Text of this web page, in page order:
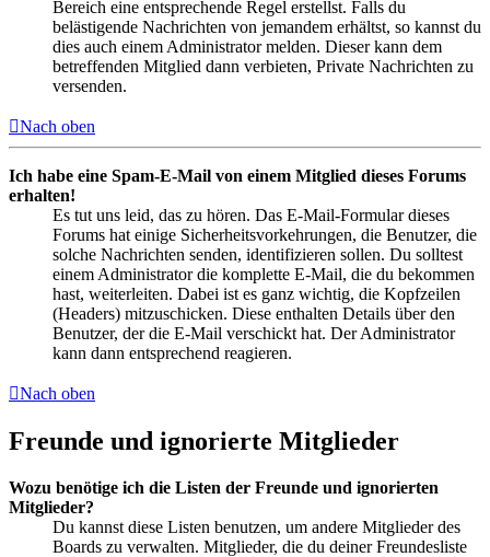
Bereich eine entsprechende Regel erstellst. Falls du
belästigende Nachrichten von jemandem erhältst, so kannst du
dies auch einem Administrator melden. Dieser kann dem
betreffenden Mitglied dann verbieten, Private Nachrichten zu
versenden.
Nach oben
Ich habe eine Spam-E-Mail von einem Mitglied dieses Forums
erhalten!
Es tut uns leid, das zu hören. Das E-Mail-Formular dieses
Forums hat einige Sicherheitsvorkehrungen, die Benutzer, die
solche Nachrichten senden, identifizieren sollen. Du solltest
einem Administrator die komplette E-Mail, die du bekommen
hast, weiterleiten. Dabei ist es ganz wichtig, die Kopfzeilen
(Headers) mitzuschicken. Diese enthalten Details über den
Benutzer, der die E-Mail verschickt hat. Der Administrator
kann dann entsprechend reagieren.
Nach oben
Freunde und ignorierte Mitglieder
Wozu benötige ich die Listen der Freunde und ignorierten
Mitglieder?
Du kannst diese Listen benutzen, um andere Mitglieder des
Boards zu verwalten. Mitglieder, die du deiner Freundesliste